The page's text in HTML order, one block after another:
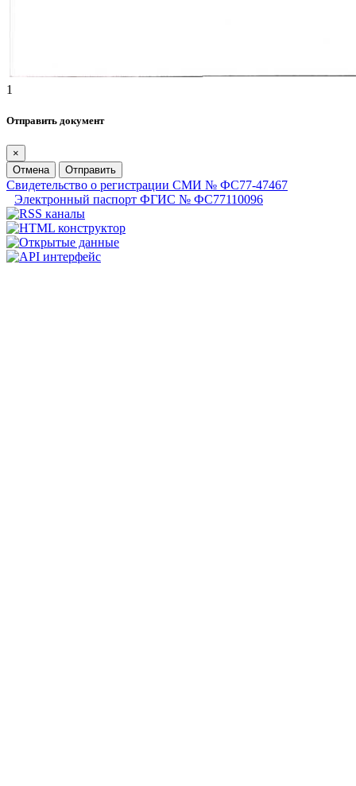
1
Отправить документ
×
Отмена
Отправить
Свидетельство о регистрации СМИ № ФС77-47467
Электронный паспорт ФГИС № ФС77110096